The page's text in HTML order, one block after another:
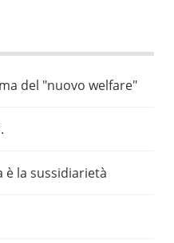
del "nuovo welfare"
è la sussidiarietà